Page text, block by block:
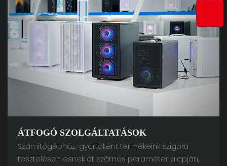
ÁTFOGÓ SZOLGÁLTATÁSOK
Számítógépház-gyártóként termékeink szigorú
tesztelésen esnek át számos paraméter alapján,